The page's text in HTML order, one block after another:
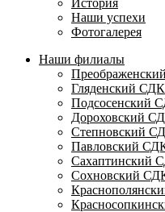
История
Наши успехи
Фотогалерея
Наши филиалы
Гляденский СДК
Подсосенский
Дороховский
Степновский
Павловский
Сахаптинский
Сохновский